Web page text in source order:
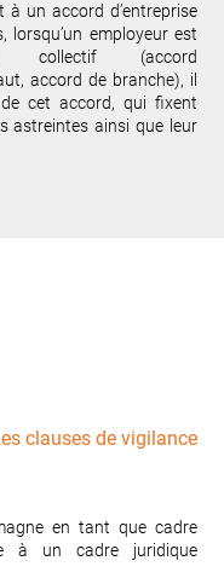
à un accord d’entreprise
lorsqu’un employeur est
(accord
accord de branche), il
cet accord, qui fixent
astreintes ainsi que leur
clauses de vigilance
en tant que cadre
à un cadre juridique